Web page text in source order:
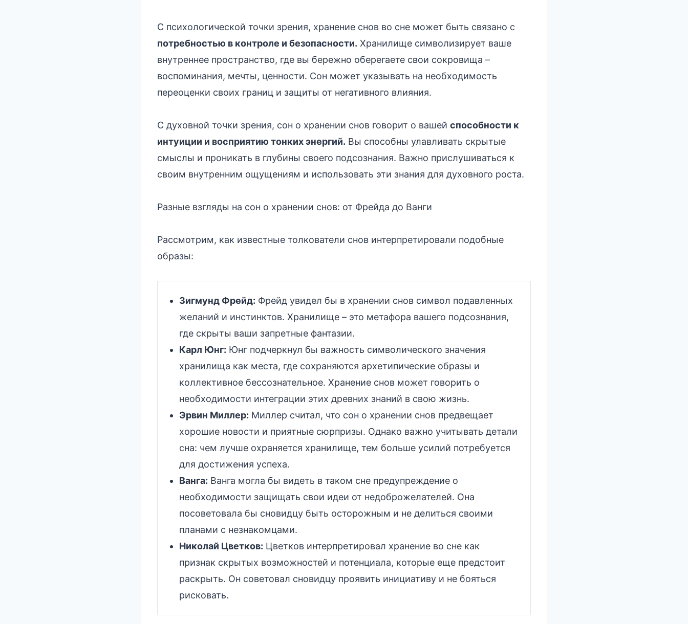
С психологической точки зрения, хранение снов во сне может быть связано с
потребностью в контроле и безопасности. Хранилище символизирует ваше
внутреннее пространство, где вы бережно оберегаете свои сокровища –
воспоминания, мечты, ценности. Сон может указывать на необходимость
переоценки своих границ и защиты от негативного влияния.
С духовной точки зрения, сон о хранении снов говорит о вашей способности к
интуиции и восприятию тонких энергий. Вы способны улавливать скрытые
смыслы и проникать в глубины своего подсознания. Важно прислушиваться к
своим внутренним ощущениям и использовать эти знания для духовного роста.
Разные взгляды на сон о хранении снов: от Фрейда до Ванги
Рассмотрим, как известные толкователи снов интерпретировали подобные
образы:
Зигмунд Фрейд: Фрейд увидел бы в хранении снов символ подавленных
желаний и инстинктов. Хранилище – это метафора вашего подсознания,
где скрыты ваши запретные фантазии.
Карл Юнг: Юнг подчеркнул бы важность символического значения
хранилища как места, где сохраняются архетипические образы и
коллективное бессознательное. Хранение снов может говорить о
необходимости интеграции этих древних знаний в свою жизнь.
Эрвин Миллер: Миллер считал, что сон о хранении снов предвещает
хорошие новости и приятные сюрпризы. Однако важно учитывать детали
сна: чем лучше охраняется хранилище, тем больше усилий потребуется
для достижения успеха.
Ванга: Ванга могла бы видеть в таком сне предупреждение о
необходимости защищать свои идеи от недоброжелателей. Она
посоветовала бы сновидцу быть осторожным и не делиться своими
планами с незнакомцами.
Николай Цветков: Цветков интерпретировал хранение во сне как
признак скрытых возможностей и потенциала, которые еще предстоит
раскрыть. Он советовал сновидцу проявить инициативу и не бояться
рисковать.